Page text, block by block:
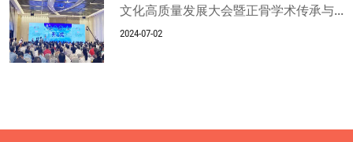
文化高质量发展大会暨正骨学术传承与...
2024-07-02